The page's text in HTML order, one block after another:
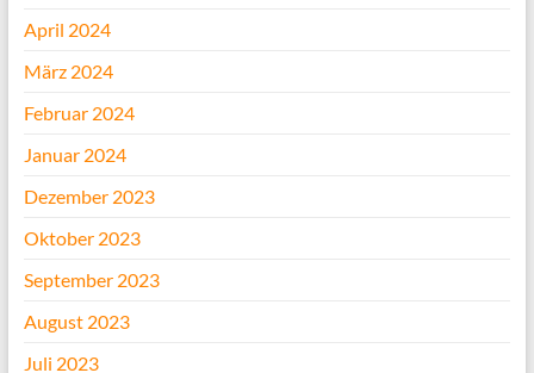
April 2024
März 2024
Februar 2024
Januar 2024
Dezember 2023
Oktober 2023
September 2023
August 2023
Juli 2023